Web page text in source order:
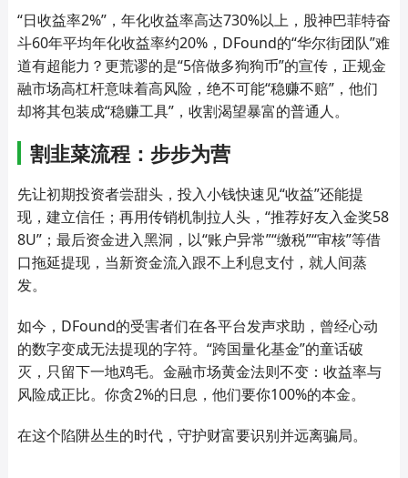
“日收益率2%”，年化收益率高达730%以上，股神巴菲特奋
斗60年平均年化收益率约20%，DFound的“华尔街团队”难
道有超能力？更荒谬的是“5倍做多狗狗币”的宣传，正规金
融市场高杠杆意味着高风险，绝不可能“稳赚不赔”，他们
却将其包装成“稳赚工具”，收割渴望暴富的普通人。
割韭菜流程：步步为营
先让初期投资者尝甜头，投入小钱快速见“收益”还能提
现，建立信任；再用传销机制拉人头，“推荐好友入金奖58
8U”；最后资金进入黑洞，以“账户异常”“缴税”“审核”等借
口拖延提现，当新资金流入跟不上利息支付，就人间蒸
发。
如今，DFound的受害者们在各平台发声求助，曾经心动
的数字变成无法提现的字符。“跨国量化基金”的童话破
灭，只留下一地鸡毛。金融市场黄金法则不变：收益率与
风险成正比。你贪2%的日息，他们要你100%的本金。
在这个陷阱丛生的时代，守护财富要识别并远离骗局。